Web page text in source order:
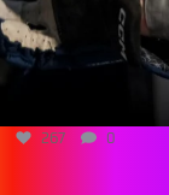
267 0